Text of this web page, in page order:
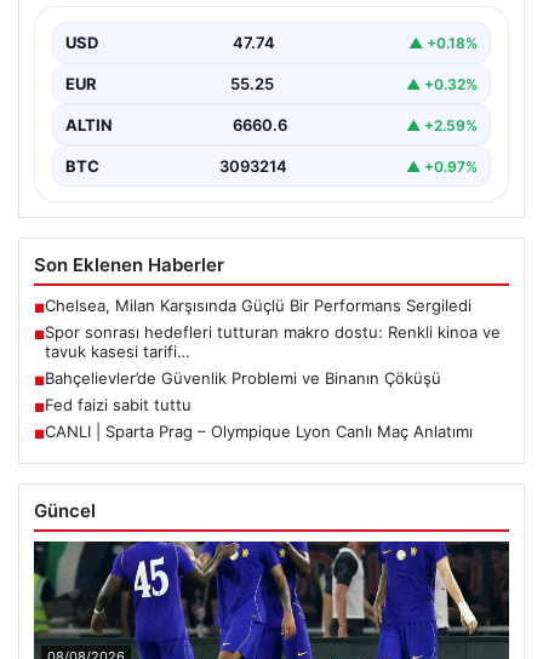
USD 47.74 ▲ +0.18%
EUR 55.25 ▲ +0.32%
ALTIN 6660.6 ▲ +2.59%
BTC 3093214 ▲ +0.97%
Son Eklenen Haberler
■Chelsea, Milan Karşısında Güçlü Bir Performans Sergiledi
■Spor sonrası hedefleri tutturan makro dostu: Renkli kinoa ve
tavuk kasesi tarifi…
■Bahçelievler’de Güvenlik Problemi ve Binanın Çöküşü
■Fed faizi sabit tuttu
■CANLI | Sparta Prag – Olympique Lyon Canlı Maç Anlatımı
Güncel